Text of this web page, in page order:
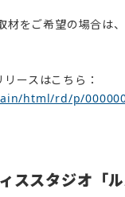
材をご希望の場合は
ースはこちら：
html/rd/p/
ススタジオ「ル